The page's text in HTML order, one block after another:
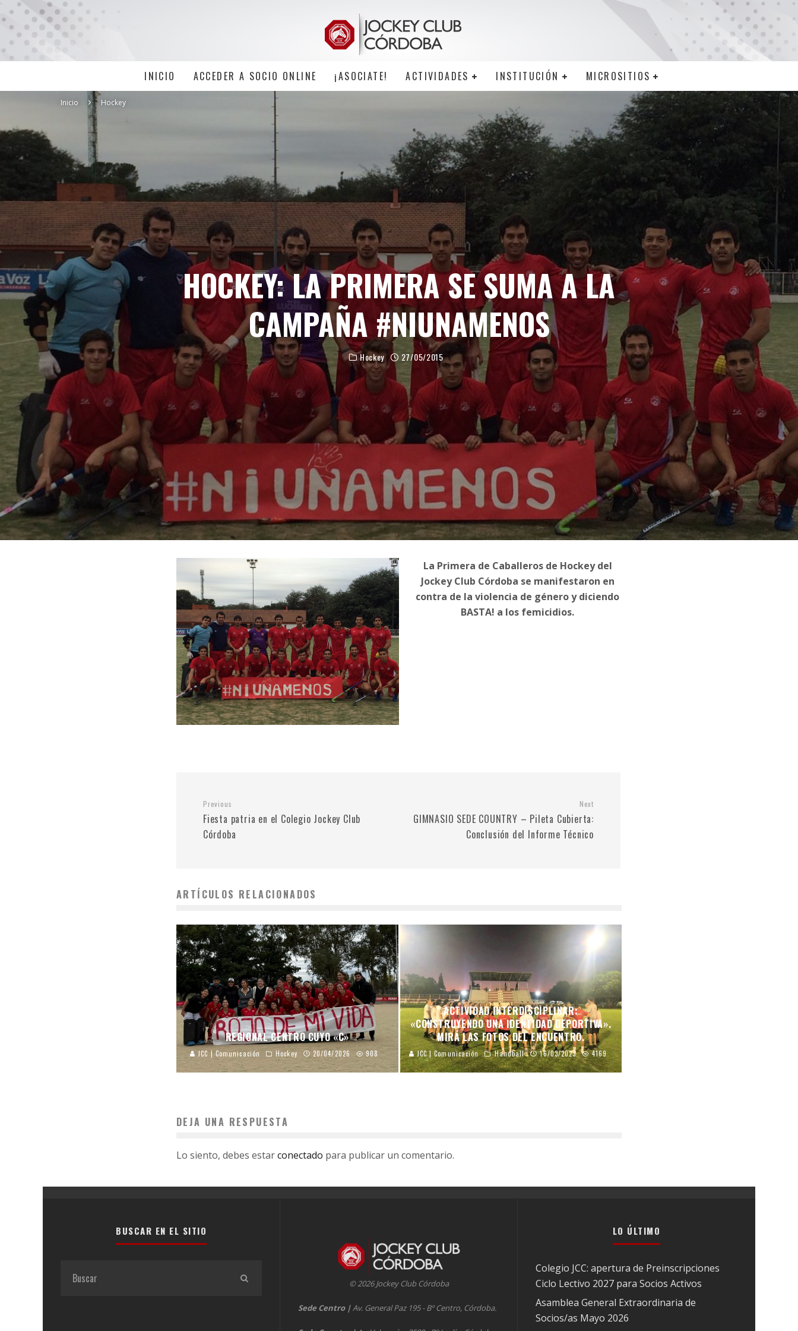
INICIO ACCEDER A SOCIO ONLINE ¡ASOCIATE! ACTIVIDADES INSTITUCIÓN MICROSITIOS
Inicio Hockey
HOCKEY: LA PRIMERA SE SUMA A LA
CAMPAÑA #NIUNAMENOS
Hockey 27/05/2015
La Primera de Caballeros de Hockey del
Jockey Club Córdoba se manifestaron en
contra de la violencia de género y diciendo
BASTA! a los femicidios.
Previous
Fiesta patria en el Colegio Jockey Club
Córdoba
Next
GIMNASIO SEDE COUNTRY – Pileta Cubierta:
Conclusión del Informe Técnico
ARTÍCULOS RELACIONADOS
REGIONAL CENTRO CUYO «C»
JCC | Comunicación Hockey 20/04/2026 908
ACTIVIDAD INTERDISCIPLINAR:
«CONSTRUYENDO UNA IDENTIDAD DEPORTIVA».
MIRÁ LAS FOTOS DEL ENCUENTRO.
JCC | Comunicación Handball 16/03/2023 4169
DEJA UNA RESPUESTA
Lo siento, debes estarconectado para publicar un comentario.
BUSCAR EN EL SITIO
© 2026 Jockey Club Córdoba
Sede Centro |Av. General Paz 195 - Bº Centro, Córdoba.
LO ÚLTIMO
Colegio JCC: apertura de Preinscripciones
Ciclo Lectivo 2027 para Socios Activos
Asamblea General Extraordinaria de
Socios/as Mayo 2026